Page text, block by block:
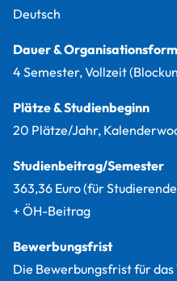
Deutsch
Dauer & Organisationsform
4 Semester, Vollzeit
Plätze & Studienbeginn
20 Plätze/Jahr,
Studienbeitrag/Semester
363,36 Euro (für
+ ÖH-Beitrag
Bewerbungsfrist
Die Bewerbungsfrist für